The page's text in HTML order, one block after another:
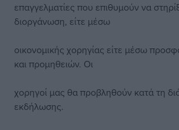
επαγγελματίες που επιθυμούν να
διοργάνωση, είτε μέσω
οικονομικής χορηγίας είτε μέσω
και προμηθειών. Οι
χορηγοί μας θα προβληθούν κατά τη
εκδήλωσης.